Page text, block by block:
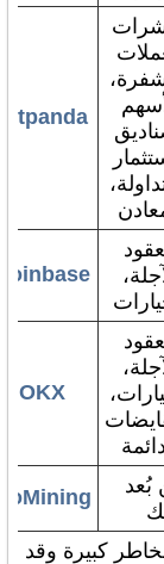
OKX
بُعد
كبيرة وقد لا